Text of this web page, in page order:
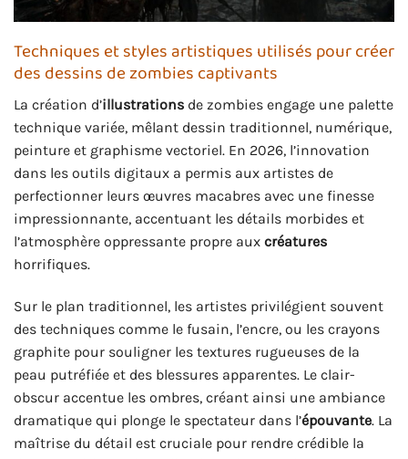
Techniques et styles artistiques utilisés pour créer
des dessins de zombies captivants
La création d’illustrations de zombies engage une palette
technique variée, mêlant dessin traditionnel, numérique,
peinture et graphisme vectoriel. En 2026, l’innovation
dans les outils digitaux a permis aux artistes de
perfectionner leurs œuvres macabres avec une finesse
impressionnante, accentuant les détails morbides et
l’atmosphère oppressante propre aux créatures
horrifiques.
Sur le plan traditionnel, les artistes privilégient souvent
des techniques comme le fusain, l’encre, ou les crayons
graphite pour souligner les textures rugueuses de la
peau putréfiée et des blessures apparentes. Le clair-
obscur accentue les ombres, créant ainsi une ambiance
dramatique qui plonge le spectateur dans l’épouvante. La
maîtrise du détail est cruciale pour rendre crédible la